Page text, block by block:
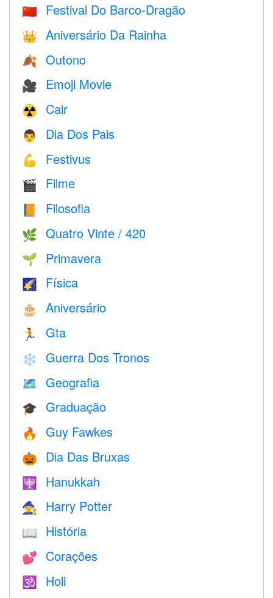
🇨🇳 Festival Do Barco-Dragão
👑 Aniversário Da Rainha
🍂 Outono
🎥 Emoji Movie
☢️ Cair
👨 Dia Dos Pais
💪 Festivus
🎬 Filme
📙 Filosofia
🌿 Quatro Vinte / 420
🌱 Primavera
🌠 Física
🎂 Aniversário
🏃 Gta
❄️ Guerra Dos Tronos
🗺 Geografia
🎓 Graduação
🔥 Guy Fawkes
🎃 Dia Das Bruxas
🕎 Hanukkah
🧙 Harry Potter
📖 História
💕 Corações
🕉
Holi